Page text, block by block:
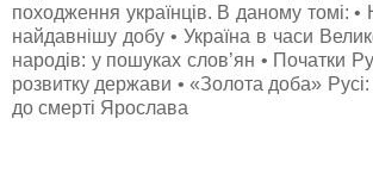
походження українців. В даному томі: •
найдавнішу добу • Україна в часи
народів: у пошуках слов’ян • Початки
розвитку держави • «Золота доба» Русі:
до смерті Ярослава